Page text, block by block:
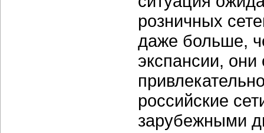
розничных
даже больше,
экспансии,
российские
зарубежными